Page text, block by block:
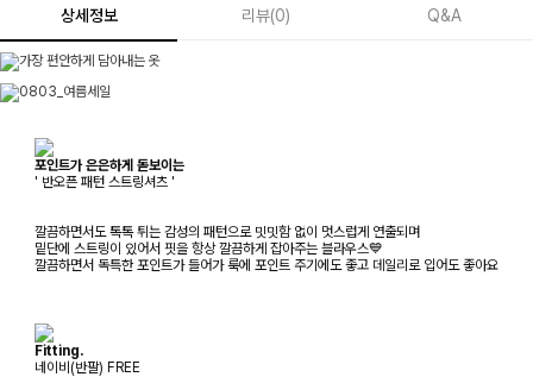
상세정보 리뷰(0) Q&A
포인트가 은은하게 돋보이는
' 반오픈 패턴 스트링셔츠 '
깔끔하면서도 톡톡 튀는 감성의 패턴으로 밋밋함 없이 멋스럽게 연출되며
밑단에 스트링이 있어서 핏을 항상 깔끔하게 잡아주는 블라우스💙
깔끔하면서 독특한 포인트가 들어가 룩에 포인트 주기에도 좋고 데일리로 입어도 좋아요
Fitting.
네이비(반팔) FREE